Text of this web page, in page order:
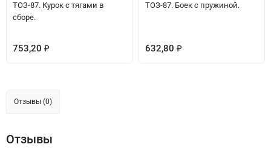
ТОЗ-87. Курок с тягами в
сборе.
753,20 ₽
ТОЗ-87. Боек с пружиной.
632,80 ₽
Отзывы (0)
Отзывы